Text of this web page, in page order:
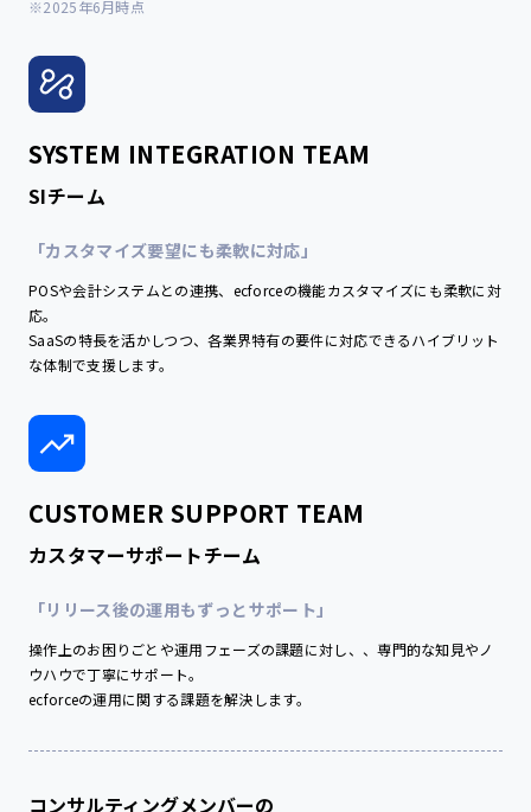
SIチーム
POSや会計システムとの連携、ecforceの機能カスタマイズにも柔軟に対
応。
SaaSの特長を活かしつつ、各業界特有の要件に対応できるハイブリット
な体制で支援します。
カスタマーサポートチーム
操作上のお困りごとや運用フェーズの課題に対し、、専門的な知見やノ
ウハウで丁寧にサポート。
ecforceの運用に関する課題を解決します。